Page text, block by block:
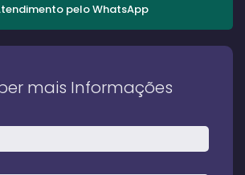
peloWhatsApp
mais Informações